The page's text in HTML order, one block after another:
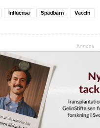
Influensa Spädbarn Vaccin
Annons